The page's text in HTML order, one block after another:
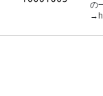
の
→